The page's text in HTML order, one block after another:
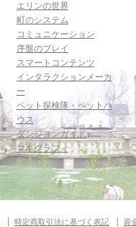
エリンの世界
町のシステム
コミュニケーション
序盤のプレイ
スマートコンテンツ
インタラクションメーカ
ー
ペット探検隊・ペットハ
ウス
ダンジョンガイド
マギグラフィ
特定商取引法に基づく表記 資